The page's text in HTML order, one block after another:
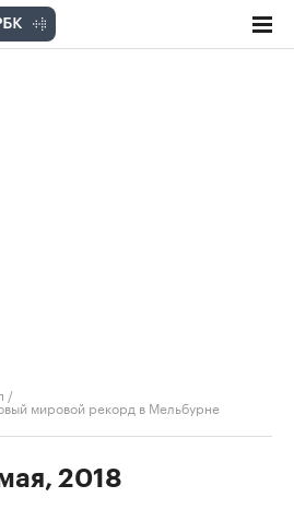
/
мировой рекорд в Мельбурне
2018